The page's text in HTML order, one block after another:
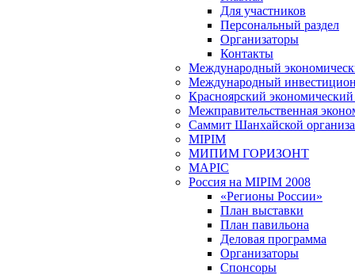
Для участников
Персональный раздел
Организаторы
Контакты
Международный
Международный
Красноярский
Межправительственная
Саммит Шанхайской
MIPIM
МИПИМ ГОРИЗОНТ
MAPIC
Россия на MIPIM 2008
«Регионы России»
План выставки
План павильона
Деловая программа
Организаторы
Спонсоры